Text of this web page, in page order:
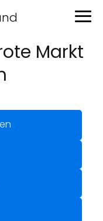
Markt